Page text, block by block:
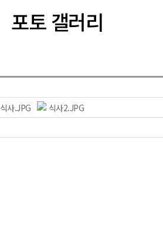
포토 갤러리
식사.JPG
식사2.JPG